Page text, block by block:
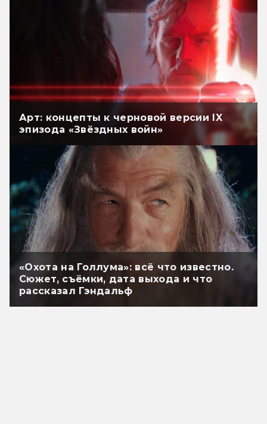
Арт: концепты к черновой версии IX
эпизода «Звёздных войн»
«Охота на Голлума»: всё что известно.
Сюжет, съёмки, дата выхода и что
рассказал Гэндальф